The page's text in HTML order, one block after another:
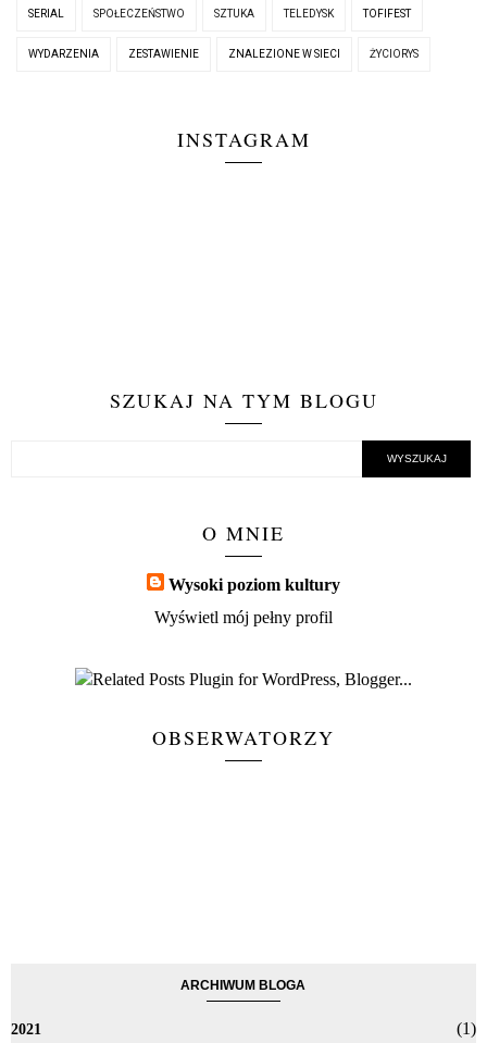
SERIAL SPOŁECZEŃSTWO SZTUKA TELEDYSK TOFIFEST
WYDARZENIA ZESTAWIENIE ZNALEZIONE W SIECI ŻYCIORYS
INSTAGRAM
SZUKAJ NA TYM BLOGU
O MNIE
Wysoki poziom kultury
Wyświetl mój pełny profil
OBSERWATORZY
ARCHIWUM BLOGA
2021 (1)